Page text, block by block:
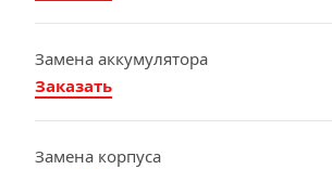
Замена аккумулятора
Заказать
Замена корпуса